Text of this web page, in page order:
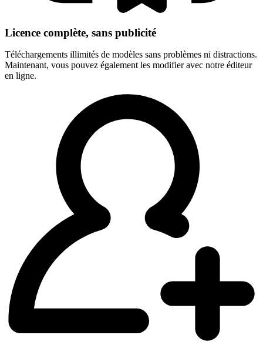
Licence complète, sans publicité
Téléchargements illimités de modèles sans problèmes ni distractions.
Maintenant, vous pouvez également les modifier avec notre éditeur
en ligne.